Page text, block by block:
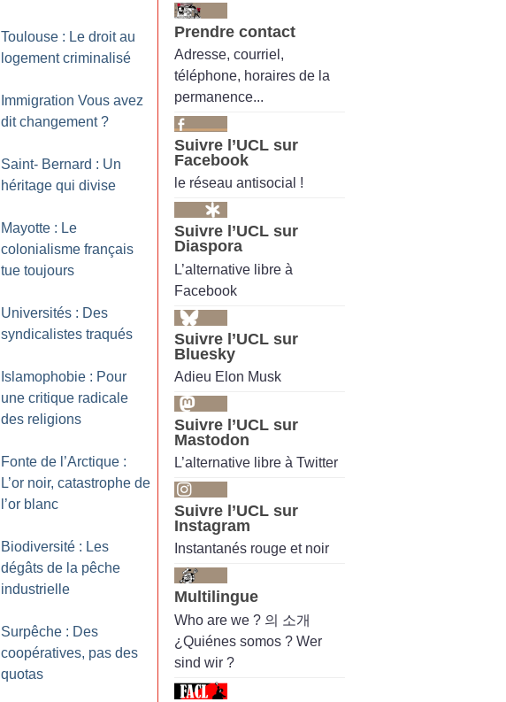
Toulouse : Le droit au
logement criminalisé
Immigration Vous avez
dit changement ?
Saint- Bernard : Un
héritage qui divise
Mayotte : Le
colonialisme français
tue toujours
Universités : Des
syndicalistes traqués
Islamophobie : Pour
une critique radicale
des religions
Fonte de l’Arctique :
L’or noir, catastrophe de
l’or blanc
Biodiversité : Les
dégâts de la pêche
industrielle
Surpêche : Des
coopératives, pas des
quotas
Prendre contact
Adresse, courriel,
téléphone, horaires de la
permanence...
Suivre l’UCL sur
Facebook
le réseau antisocial !
Suivre l’UCL sur
Diaspora
L’alternative libre à
Facebook
Suivre l’UCL sur
Bluesky
Adieu Elon Musk
Suivre l’UCL sur
Mastodon
L’alternative libre à Twitter
Suivre l’UCL sur
Instagram
Instantanés rouge et noir
Multilingue
Who are we ? 의 소개
¿Quiénes somos ? Wer
sind wir ?